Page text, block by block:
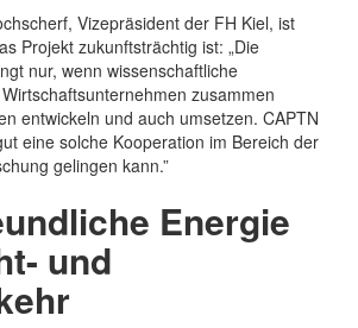
Vizepräsident der FH Kiel, ist
Projekt zukunftsträchtig ist: „Die
nur, wenn wissenschaftliche
zusammen
entwickeln und auch umsetzen. CAPTN
eine solche Kooperation im Bereich der
gelingen kann.”
Energie
und